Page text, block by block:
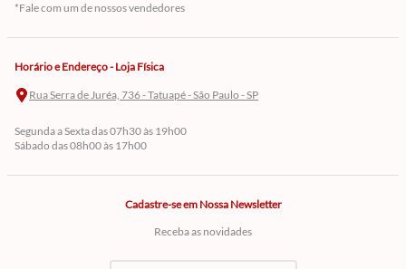
*Fale com um de nossos vendedores
Horário e Endereço - Loja Física
Rua Serra de Juréa, 736 - Tatuapé - São Paulo - SP
Segunda a Sexta das 07h30 às 19h00
Sábado das 08h00 às 17h00
Cadastre-se em Nossa Newsletter
Receba as novidades